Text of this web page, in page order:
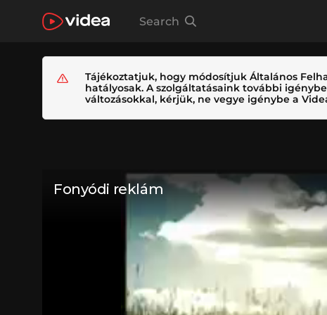
Search
Tájékoztatjuk, hogy módosítjuk Általános
hatályosak. A szolgáltatásaink további
változásokkal, kérjük, ne vegye igénybe a